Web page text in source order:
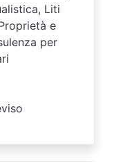
Liti
e
per